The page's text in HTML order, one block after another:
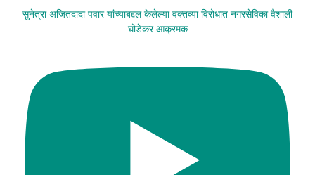
सुनेत्रा अजितदादा पवार यांच्याबद्दल केलेल्या वक्तव्या विरोधात नगरसेविका वैशाली
घोडेकर आक्रमक